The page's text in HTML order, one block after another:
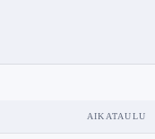
AIKATAULU